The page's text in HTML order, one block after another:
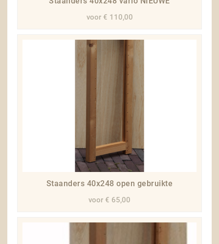
voor € 110,00
Staanders 40x248 open gebruikte
voor € 65,00